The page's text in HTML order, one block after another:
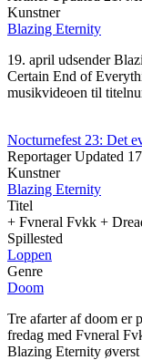
Kunstner
Blazing Eternity
19. april udsender
Certain End of
musikvideoen til
Nocturnefest 23: Det
Reportager Updated
Kunstner
Blazing Eternity
Titel
+ Fvneral Fvkk +
Spillested
Loppen
Genre
Doom
Tre afarter af doom er
fredag med Fvneral
Blazing Eternity øverst